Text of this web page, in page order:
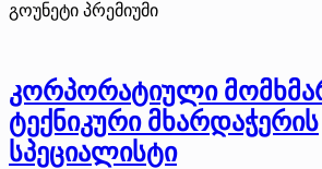
გოუნეტი პრემიუმი
კორპორატიული
ტექნიკური მხარდაჭერის
სპეციალისტი